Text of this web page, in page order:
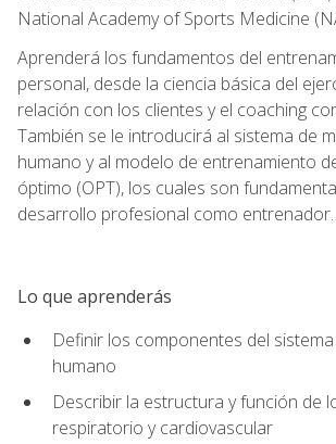
National Academy of Sports Medicine
Aprenderá los fundamentos del
personal, desde la ciencia básica del
relación con los clientes y el coaching
También se le introducirá al sistema de
humano y al modelo de entrenamiento
óptimo (OPT), los cuales son
desarrollo profesional como entrenador.
Lo que aprenderás
Definir los componentes del
humano
Describir la estructura y función de
respiratorio y cardiovascular